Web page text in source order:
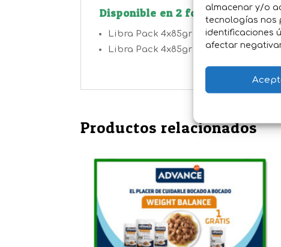
almacenar y/o
tecnologías nos
identificaciones
afectar
Disponible en 2 formatos:
Libra Pack 4x85gr Sobres en
Libra Pack 4x85gr Sobres en
Productos relacionados